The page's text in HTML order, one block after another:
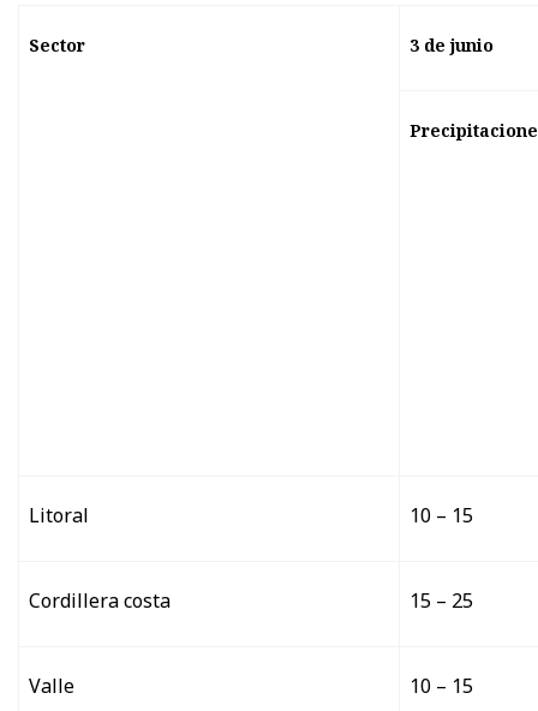
Sector 3 de junio
Litoral 10 – 15
Cordillera costa 15 – 25
Valle 10 – 15